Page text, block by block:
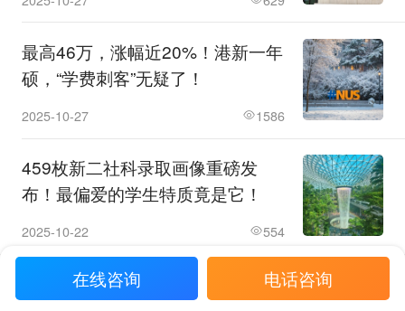
最高46万，涨幅近20%！港新一年
硕，“学费刺客”无疑了！
2025-10-27 1586
459枚新二社科录取画像重磅发
布！最偏爱的学生特质竟是它！
2025-10-22 554
App查看更多留学资讯
在线咨询 电话咨询